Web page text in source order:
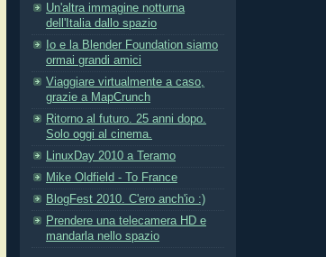
Un'altra immagine notturna
dell'Italia dallo spazio
Io e la Blender Foundation siamo
ormai grandi amici
Viaggiare virtualmente a caso,
grazie a MapCrunch
Ritorno al futuro. 25 anni dopo.
Solo oggi al cinema.
LinuxDay 2010 a Teramo
Mike Oldfield - To France
BlogFest 2010. C'ero anch'io :)
Prendere una telecamera HD e
mandarla nello spazio